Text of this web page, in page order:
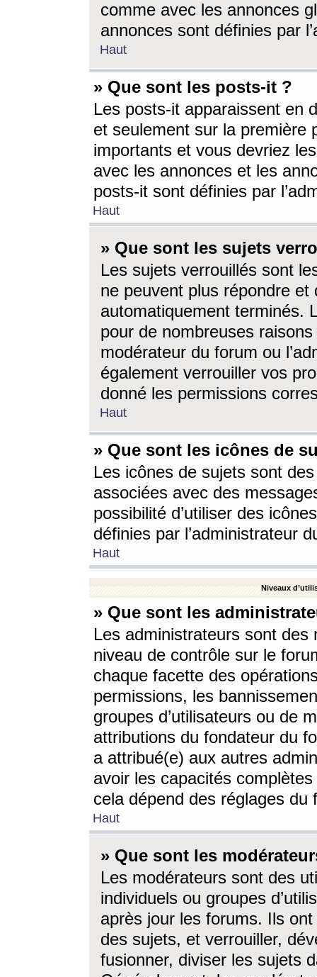
comme avec les annonces
annonces sont définies par
Haut
» Que sont les posts-it ?
Les posts-it apparaissent en
et seulement sur la première
importants et vous devriez
avec les annonces et les
posts-it sont définies par
Haut
» Que sont les sujets
Les sujets verrouillés sont
ne peuvent plus répondre
automatiquement terminés.
pour de nombreuses
modérateur du forum ou
également verrouiller vos
donné les permissions
Haut
» Que sont les icônes de
Les icônes de sujets sont
associées avec des
possibilité d’utiliser des
définies par l’administrateur
Haut
Niveaux
» Que sont les
Les administrateurs sont
niveau de contrôle sur le
chaque facette des
permissions, les
groupes d’utilisateurs ou de
attributions du fondateur du
a attribué(e) aux autres
avoir les capacités
cela dépend des réglages du
Haut
» Que sont les
Les modérateurs sont des
individuels ou groupes
après jour les forums. Ils ont
des sujets, et verrouiller,
fusionner, diviser les sujets